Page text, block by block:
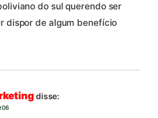
do sul querendo ser
dispor de algum benefício
disse: